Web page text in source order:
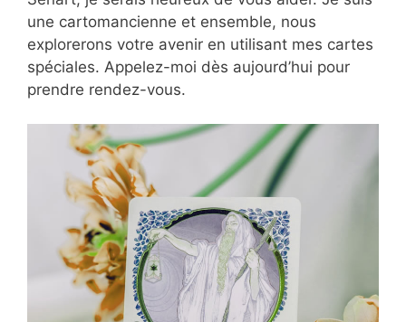
une cartomancienne et ensemble, nous
explorerons votre avenir en utilisant mes cartes
spéciales. Appelez-moi dès aujourd’hui pour
prendre rendez-vous.